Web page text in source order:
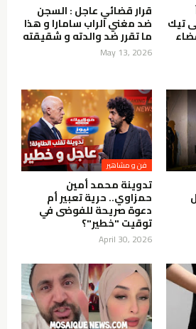
تيك
قرار قضائي عاجل : السجن
ضد مغني الراب سامارا و هذا
ما تقرر ضد والدته و شقيقته
May 13, 2026
فن و مشاهير
تدوينة محمد أمين
حمزاوي.. حرية تعبير أم
دعوة صريحة للفوضى في
توقيت "خطير"؟
April 30, 2026